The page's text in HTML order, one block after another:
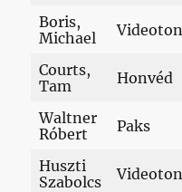
Boris,
Michael
Videoton
Courts,
Tam
Honvéd
Waltner
Róbert
Paks
Huszti
Szabolcs
Videoton